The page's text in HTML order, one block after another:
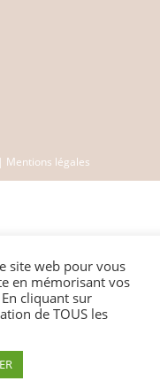
Mentions légales
site web pour vous
en mémorisant vos
cliquant sur
de TOUS les